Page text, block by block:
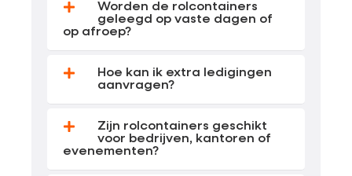
Worden de rolcontainers
geleegd op vaste dagen of
op afroep?
Hoe kan ik extra ledigingen
aanvragen?
Zijn rolcontainers geschikt
voor bedrijven, kantoren of
evenementen?